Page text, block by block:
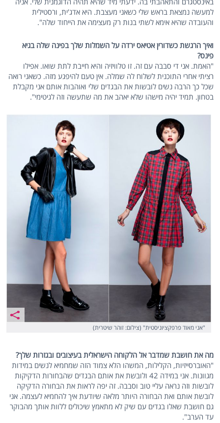
למעשה נמצאת בראש שלי כשאני מעצבת. היא אדג'ית, ורסטילית
והעובדה שהיא אימא לשתי בנות רק מעצימה את הייחוד שלה".
ואיך הרגשת כשדורין אטיאס ירדה על השמלות שלך בפינה שלה בגיא
פינס?
"האמת. אני די סבבה עם זה. זו טלוויזיה והיא חייבת לתת שואו. אפילו
רציתי אחרי התוכנית לשלוח לה שמלה. אין טעם להיפגע מזה. כשאני רואה
שכל כך הרבה נשים לובשות את הבגדים שלי ואוהבות אותם אני מקבלת
בטחון. תמיד יהיה מישהו שלא יאהב את מה שתעשה וזה לגיטימי".
"אני מאוד פרפקציוניסטית" (צילום: זוהר שיטרית)
מה את חושבת שמדבר אל הלקוחה הישראלית בעיצובים ובגזרות שלך?
"האוברסייזיות, הקלילות, המשהו הלא צמוד הזה שמחמיא לנשים במידות
מגוונות. אני במידה 42 ולובשת את אותם הבגדים שהבחורות הדקיקות
לובשות וזה נראה עליי טוב וסבבה. זה יפה לראות את הבחורה הדקיקה
לובשת אותם ואת הבחורה היותר מלאה שיודעת איך להחמיא לעצמה. אני
גם חושבת שאלו בגדים עם שיק לא מתאמץ שיכולים ללוות אותך מהבוקר
עד הערב".